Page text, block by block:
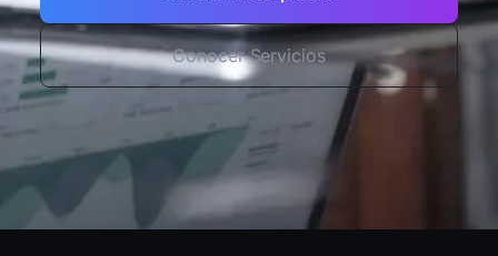
Conocer Servicios